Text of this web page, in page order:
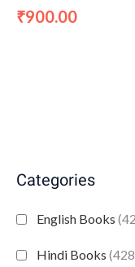
Categories
₹900.00